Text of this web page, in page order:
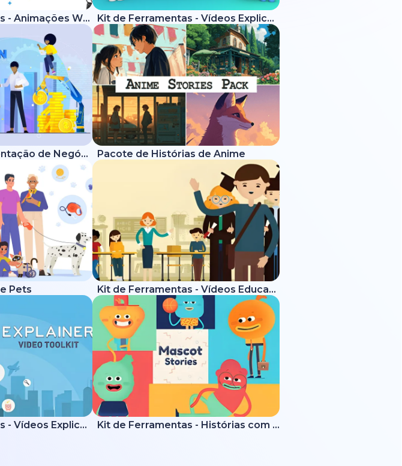
Kit de Ferramentas - Animações Whiteboard Kit de Ferramentas - Vídeos Explicativos 3D
Pacote de Apresentação de Negócios Pacote de Histórias de Anime
Pets Kit de Ferramentas - Vídeos Educativos
Kit de Ferramentas - Vídeos Explicativos Kit de Ferramentas - Histórias com Mascotes